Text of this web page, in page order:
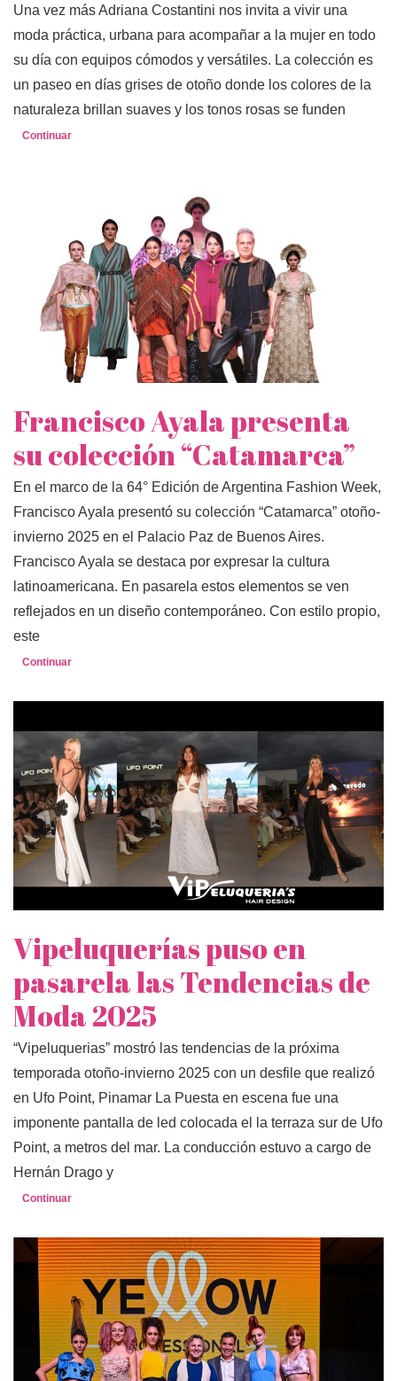
Una vez más Adriana Costantini nos invita a vivir una
moda práctica, urbana para acompañar a la mujer en todo
su día con equipos cómodos y versátiles. La colección es
un paseo en días grises de otoño donde los colores de la
naturaleza brillan suaves y los tonos rosas se funden
Continuar
Francisco Ayala presenta
su colección “Catamarca”
En el marco de la 64° Edición de Argentina Fashion Week,
Francisco Ayala presentó su colección “Catamarca” otoño-
invierno 2025 en el Palacio Paz de Buenos Aires.
Francisco Ayala se destaca por expresar la cultura
latinoamericana. En pasarela estos elementos se ven
reflejados en un diseño contemporáneo. Con estilo propio,
este
Continuar
Vipeluquerías puso en
pasarela las Tendencias de
Moda 2025
“Vipeluquerias” mostró las tendencias de la próxima
temporada otoño-invierno 2025 con un desfile que realizó
en Ufo Point, Pinamar La Puesta en escena fue una
imponente pantalla de led colocada el la terraza sur de Ufo
Point, a metros del mar. La conducción estuvo a cargo de
Hernán Drago y
Continuar